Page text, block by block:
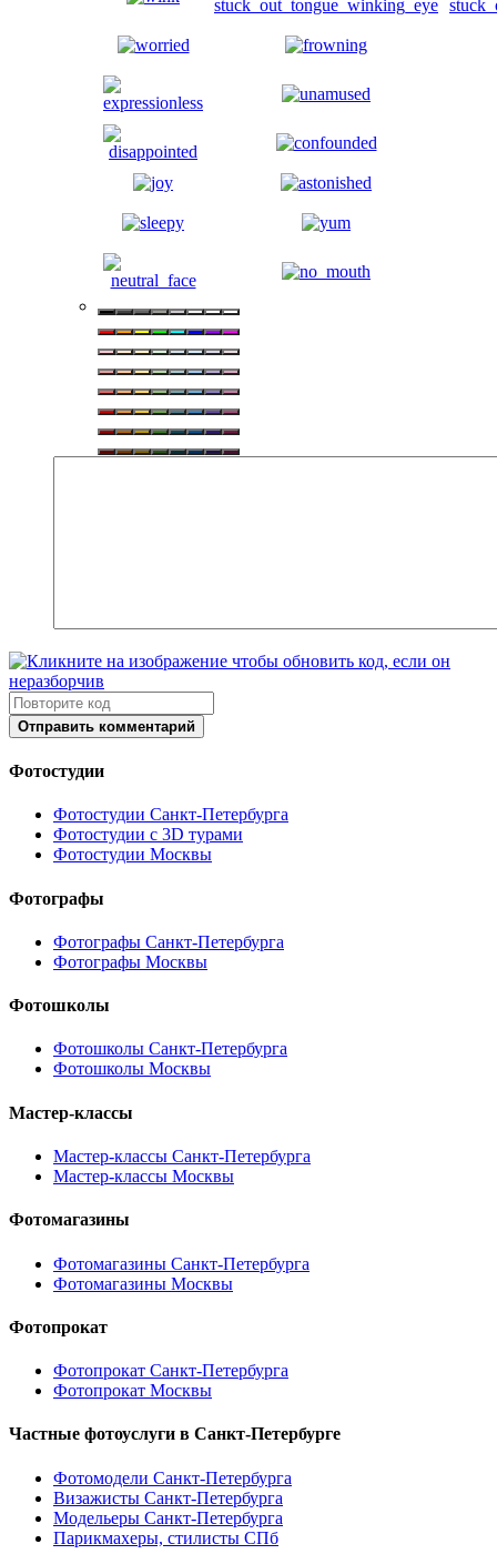
Отправить комментарий
Фотостудии
Фотостудии Санкт-Петербурга
Фотостудии с 3D турами
Фотостудии Москвы
Фотографы
Фотографы Санкт-Петербурга
Фотографы Москвы
Фотошколы
Фотошколы Санкт-Петербурга
Фотошколы Москвы
Мастер-классы
Мастер-классы Санкт-Петербурга
Мастер-классы Москвы
Фотомагазины
Фотомагазины Санкт-Петербурга
Фотомагазины Москвы
Фотопрокат
Фотопрокат Санкт-Петербурга
Фотопрокат Москвы
Частные фотоуслуги в Санкт-Петербурге
Фотомодели Санкт-Петербурга
Визажисты Санкт-Петербурга
Модельеры Санкт-Петербурга
Парикмахеры, стилисты СПб